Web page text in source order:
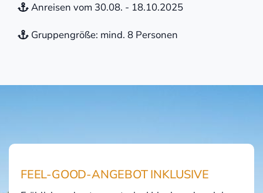
Anreisen vom 30.08. - 18.10.2025
Gruppengröße: mind. 8 Personen
FEEL-GOOD-ANGEBOT INKLUSIVE